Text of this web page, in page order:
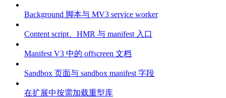
Background 脚本与 MV3 service worker
Content script、HMR 与 manifest 入口
Manifest V3 中的 offscreen 文档
Sandbox 页面与 sandbox manifest 字段
在扩展中按需加载重型库